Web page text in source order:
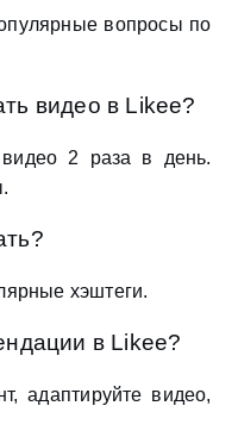
вопросы по
видео в Likee?
видео 2 раза в день.
хэштеги.
в Likee?
адаптируйте видео,